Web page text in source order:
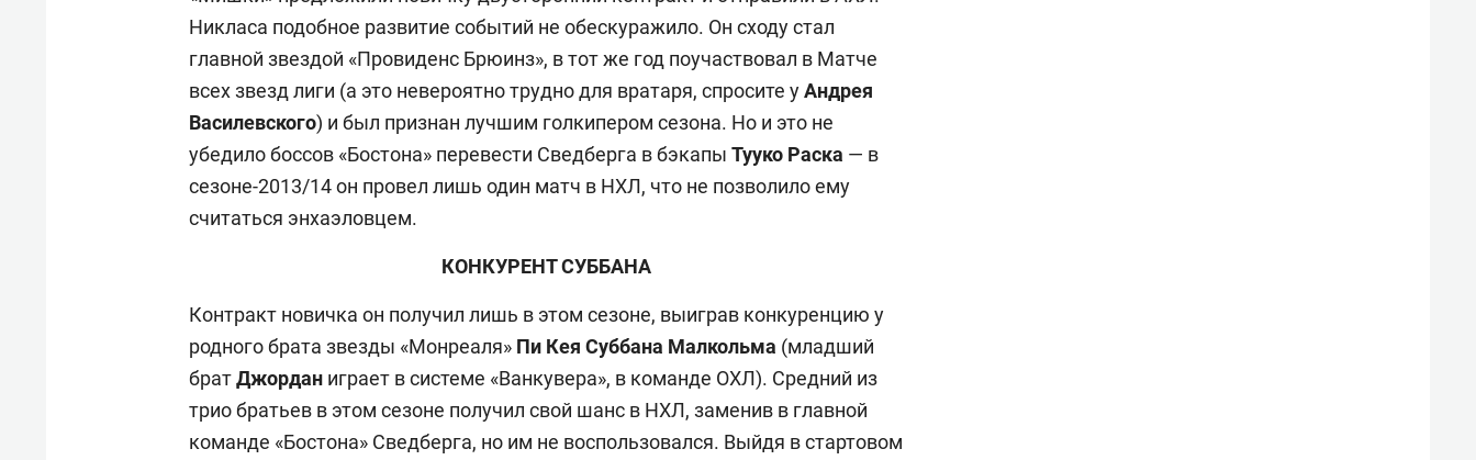
Никласа подобное развитие событий не обескуражило. Он сходу стал
главной звездой «Провиденс Брюинз», в тот же год поучаствовал в Матче
всех звезд лиги (а это невероятно трудно для вратаря, спросите уАндрея
Василевского) и был признан лучшим голкипером сезона. Но и это не
убедило боссов «Бостона» перевести Сведберга в бэкапы Тууко Раска — в
сезоне-2013/14 он провел лишь один матч в НХЛ, что не позволило ему
считаться энхаэловцем.
КОНКУРЕНТ СУББАНА
Контракт новичка он получил лишь в этом сезоне, выиграв конкуренцию у
родного брата звезды «Монреаля» Пи Кея Суббана Малкольма (младший
братДжордан играет в системе «Ванкувера», в команде ОХЛ). Средний из
трио братьев в этом сезоне получил свой шанс в НХЛ, заменив в главной
команде «Бостона» Сведберга, но им не воспользовался. Выйдя в стартовом